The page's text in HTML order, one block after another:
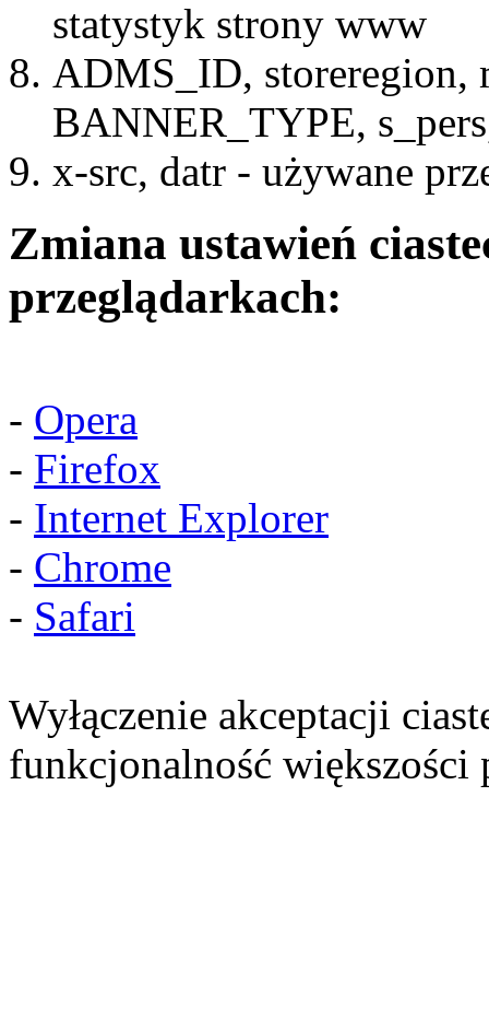
statystyk strony www
ADMS_ID, storeregion,
BANNER_TYPE,
x-src, datr - używane
Zmiana ustawień
przeglądarkach:
- Opera
- Firefox
- Internet Explorer
- Chrome
- Safari
Wyłączenie akceptacji
funkcjonalność